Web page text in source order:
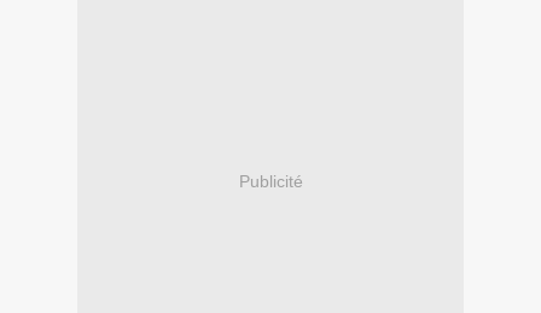
Publicité